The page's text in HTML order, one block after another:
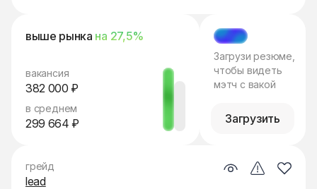
выше рынка на 27,5%
вакансия
382 000 ₽
в среднем
299 664 ₽
МЭТЧ
Загрузи резюме,
чтобы видеть
мэтч с вакой
Загрузить
грейд
lead